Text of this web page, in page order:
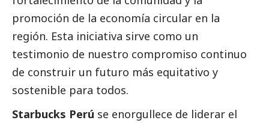
promoción de la economía circular en la
región. Esta iniciativa sirve como un
testimonio de nuestro compromiso continuo
de construir un futuro más equitativo y
sostenible para todos.
Starbucks Perú se enorgullece de liderar el